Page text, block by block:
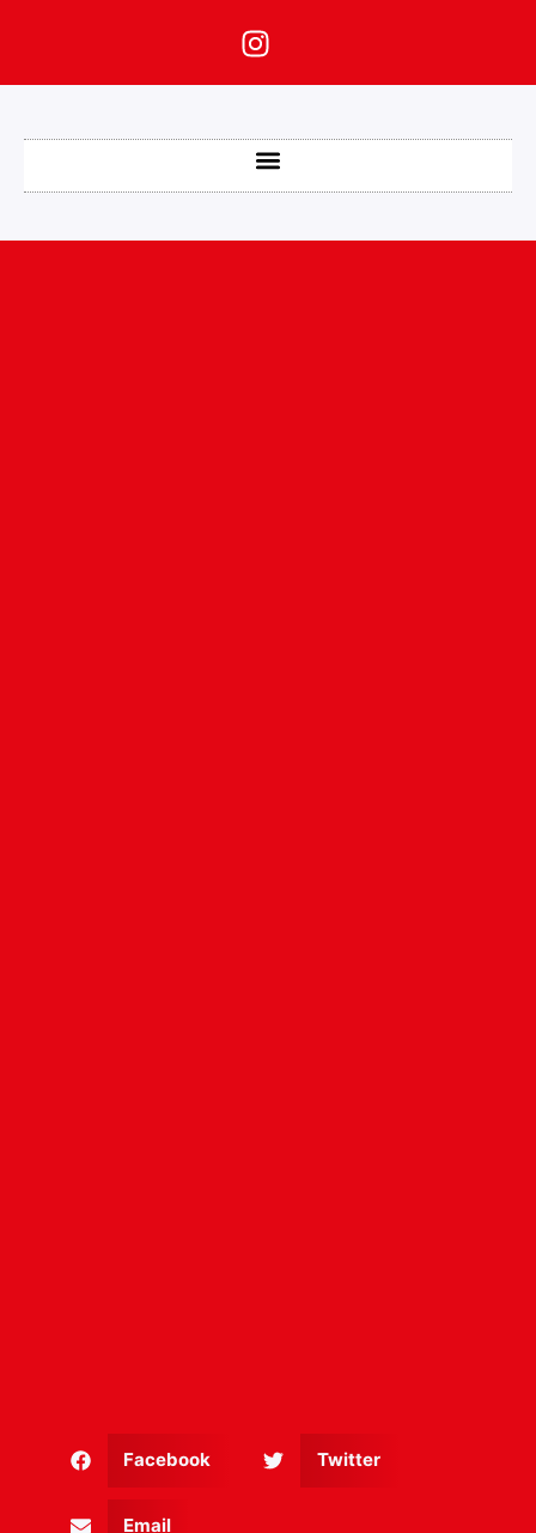
Facebook Twitter
Email